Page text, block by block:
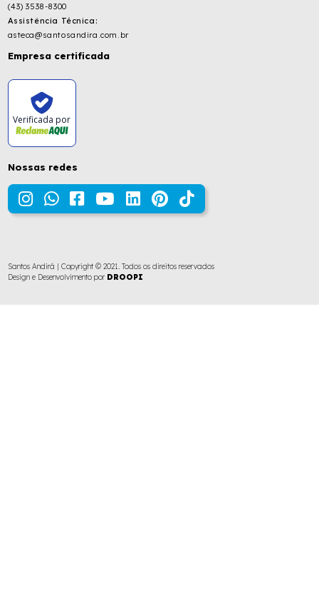
(43) 3538-8300
Assistência Técnica:
asteca@santosandira.com.br
Empresa certificada
Verificada por
Nossas redes
Santos Andirá | Copyright © 2021. Todos os direitos reservados
Design e Desenvolvimento por DROOPI